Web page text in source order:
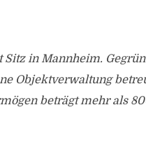
Sitz in Mannheim.
Objektverwaltung
beträgt mehr als